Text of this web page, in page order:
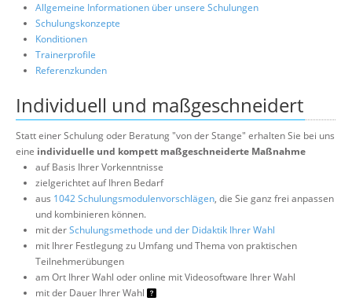
Allgemeine Informationen über unsere Schulungen
Schulungskonzepte
Konditionen
Trainerprofile
Referenzkunden
Individuell und maßgeschneidert
Statt einer Schulung oder Beratung "von der Stange" erhalten Sie bei uns
eine individuelle und kompett maßgeschneiderte Maßnahme
auf Basis Ihrer Vorkenntnisse
zielgerichtet auf Ihren Bedarf
aus 1042 Schulungsmodulenvorschlägen, die Sie ganz frei anpassen
und kombinieren können.
mit derSchulungsmethode und der Didaktik Ihrer Wahl
mit Ihrer Festlegung zu Umfang und Thema von praktischen
Teilnehmerübungen
am Ort Ihrer Wahl oder online mit Videosoftware Ihrer Wahl
mit der Dauer Ihrer Wahl